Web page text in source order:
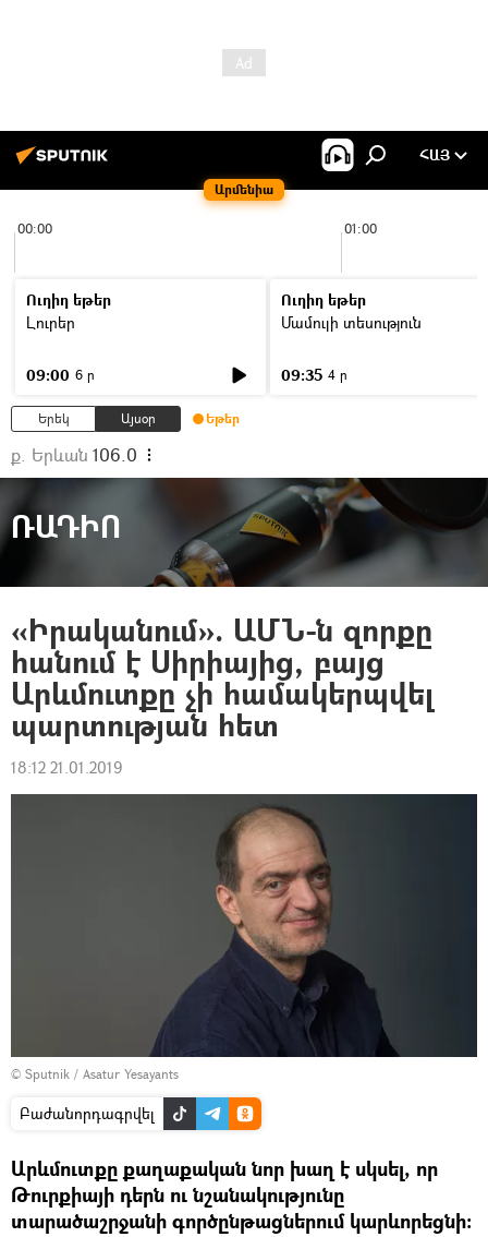
Արմենիա
ՀԱՅ
00:00 01:00
Ուղիղ եթեր
Լուրեր
09:00 6 ր
Ուղիղ եթեր
Մամուլի տեսություն
09:35 4 ր
Երեկ Այսօր Եթեր
ք. Երևան 106.0
ՌԱԴԻՈ
«Իրականում». ԱՄՆ-ն զորքը
հանում է Սիրիայից, բայց
Արևմուտքը չի համակերպվել
պարտության հետ
18:12 21.01.2019
© Sputnik / Asatur Yesayants
Բաժանորդագրվել
Արևմուտքը քաղաքական նոր խաղ է սկսել, որ
Թուրքիայի դերն ու նշանակությունը
տարածաշրջանի գործընթացներում կարևորեցնի: